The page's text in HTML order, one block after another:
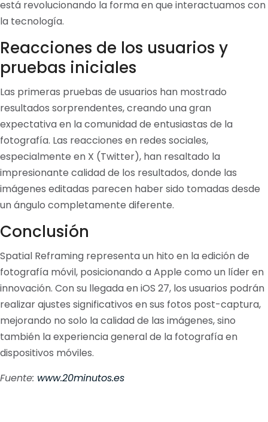
está revolucionando la forma en que interactuamos con
la tecnología.
Reacciones de los usuarios y
pruebas iniciales
Las primeras pruebas de usuarios han mostrado
resultados sorprendentes, creando una gran
expectativa en la comunidad de entusiastas de la
fotografía. Las reacciones en redes sociales,
especialmente en X (Twitter), han resaltado la
impresionante calidad de los resultados, donde las
imágenes editadas parecen haber sido tomadas desde
un ángulo completamente diferente.
Conclusión
Spatial Reframing representa un hito en la edición de
fotografía móvil, posicionando a Apple como un líder en
innovación. Con su llegada en iOS 27, los usuarios podrán
realizar ajustes significativos en sus fotos post-captura,
mejorando no solo la calidad de las imágenes, sino
también la experiencia general de la fotografía en
dispositivos móviles.
Fuente: www.20minutos.es